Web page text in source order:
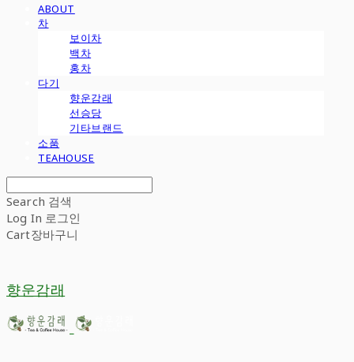
ABOUT
차
보이차
백차
홍차
다기
향운감래
선승당
기타브랜드
소품
TEAHOUSE
Search 검색
Log In 로그인
Cart장바구니
향운감래